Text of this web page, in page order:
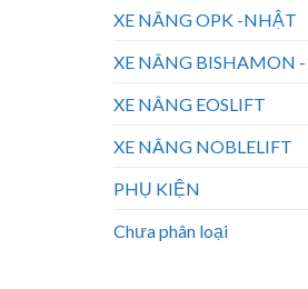
XE NÂNG OPK -NHẬT
XE NÂNG BISHAMON
XE NÂNG EOSLIFT
XE NÂNG NOBLELIFT
PHỤ KIỆN
Chưa phân loại